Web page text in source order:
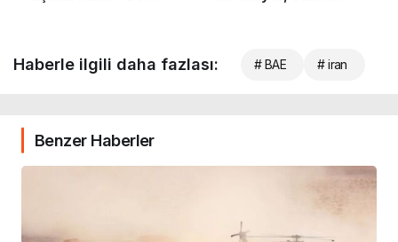
Haberle ilgili daha fazlası: # BAE # iran
Benzer Haberler